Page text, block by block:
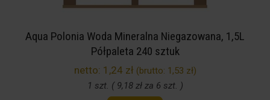
Aqua Polonia Woda Mineralna Niegazowana, 1,5L
Półpaleta 240 sztuk
netto: 1,24 zł (brutto: 1,53 zł)
1 szt. ( 9,18 zł za 6 szt. )